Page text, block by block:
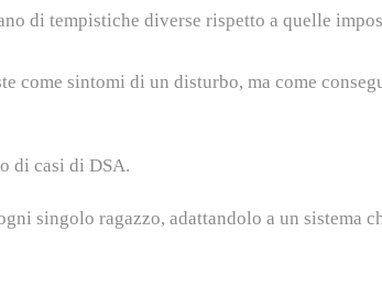
di tempistiche diverse rispetto a quelle
sintomi di un disturbo, ma come
di casi di DSA.
singolo ragazzo, adattandolo a un sistema